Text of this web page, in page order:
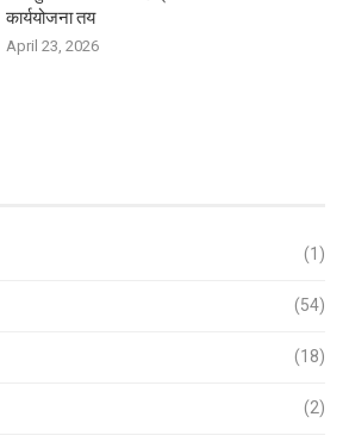
कार्ययोजना तय
April 23, 2026
(1)
(54)
(18)
(2)